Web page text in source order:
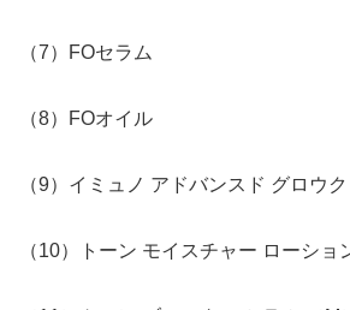
（7）FOセラム
（8）FOオイル
（9）イミュノ アドバンスド グロウ
（10）トーン モイスチャー ローショ